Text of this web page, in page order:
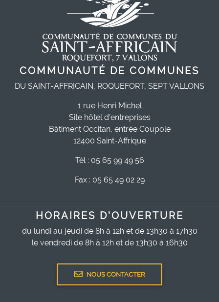
COMMUNAUTÉ DE COMMUNES
DU SAINT-AFFRICAIN, ROQUEFORT, SEPT VALLONS
1 rue Henri Michel
Site hôtel d'entreprises
Bâtiment Occitan, entrée Coupole
12400 Saint-Affrique
Tél : 05 65 99 49 56
Fax : 05 65 49 02 29
HORAIRES D'OUVERTURE
du lundi au jeudi de 8h à 12h et de 13h30 à 17h30
le vendredi de 8h à 12h et de 13h30 à 16h30
NOUS CONTACTER